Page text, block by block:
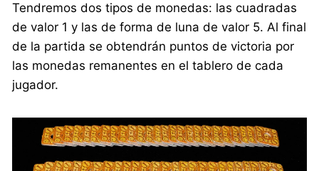
Tendremos dos tipos de monedas: las cuadradas
de valor 1 y las de forma de luna de valor 5. Al final
de la partida se obtendrán puntos de victoria por
las monedas remanentes en el tablero de cada
jugador.